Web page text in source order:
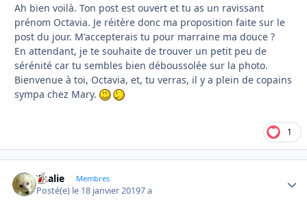
Ah bien voilà. Ton post est ouvert et tu as un ravissant
prénom Octavia. Je réitère donc ma proposition faite sur le
post du jour. M'accepterais tu pour marraine ma douce ?
En attendant, je te souhaite de trouver un petit peu de
sérénité car tu sembles bien déboussolée sur la photo.
Bienvenue à toi, Octavia, et, tu verras, il y a plein de copains
sympa chez Mary.
1
Thalie Membres
Posté(e) le 18 janvier 20197 a